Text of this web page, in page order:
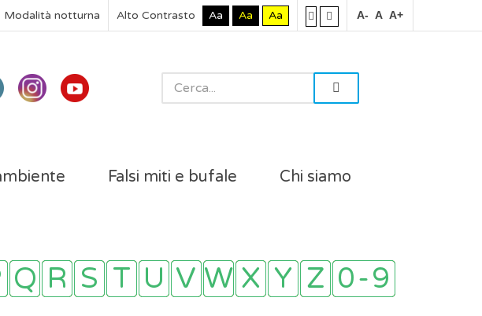
Modalità notturna Alto Contrasto Aa Aa Aa A- A A+
Falsi miti e bufale Chi siamo